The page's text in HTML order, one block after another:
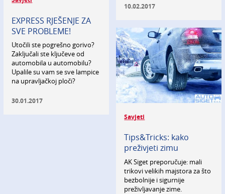
10.02.2017
EXPRESS RJEŠENJE ZA
SVE PROBLEME!
Utočili ste pogrešno gorivo?
Zaključali ste ključeve od
automobila u automobilu?
Upalile su vam se sve lampice
na upravljačkoj ploči?
30.01.2017
Savjeti
Tips&Tricks: kako
preživjeti zimu
AK Siget preporučuje: mali
trikovi velikih majstora za što
bezbolnije i sigurnije
preživljavanje zime.